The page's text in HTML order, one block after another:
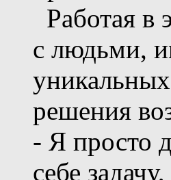
Работая в
с людьми,
решения
- Я просто
себе